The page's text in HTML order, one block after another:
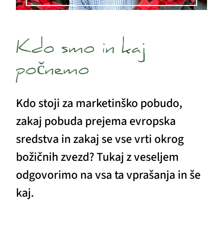
Kdo smo in kaj
počnemo
Kdo stoji za marketinško pobudo,
zakaj pobuda prejema evropska
sredstva in zakaj se vse vrti okrog
božičnih zvezd? Tukaj z veseljem
odgovorimo na vsa ta vprašanja in še
kaj.